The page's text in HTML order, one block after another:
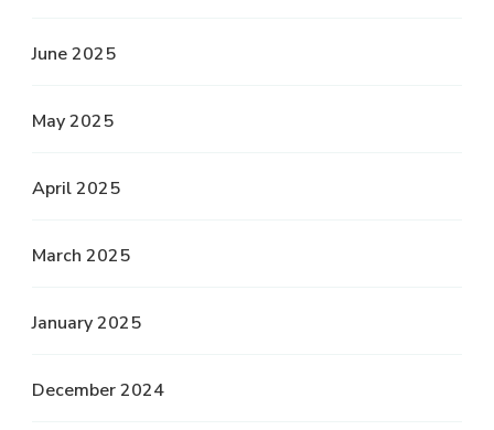
June 2025
May 2025
April 2025
March 2025
January 2025
December 2024